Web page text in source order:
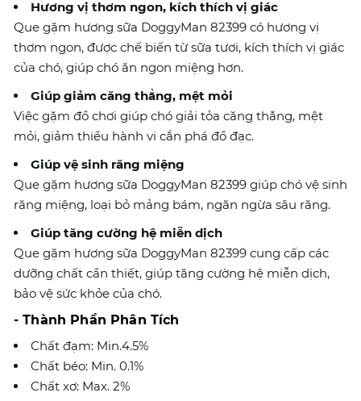
Hương vị thơm ngon, kích thích vị giác
Que gặm hương sữa DoggyMan 82399 có hương vị
thơm ngon, được chế biến từ sữa tươi, kích thích vị giác
của chó, giúp chó ăn ngon miệng hơn.
Giúp giảm căng thẳng, mệt mỏi
Việc gặm đồ chơi giúp chó giải tỏa căng thẳng, mệt
mỏi, giảm thiểu hành vi cắn phá đồ đạc.
Giúp vệ sinh răng miệng
Que gặm hương sữa DoggyMan 82399 giúp chó vệ sinh
răng miệng, loại bỏ mảng bám, ngăn ngừa sâu răng.
Giúp tăng cường hệ miễn dịch
Que gặm hương sữa DoggyMan 82399 cung cấp các
dưỡng chất cần thiết, giúp tăng cường hệ miễn dịch,
bảo vệ sức khỏe của chó.
- Thành Phần Phân Tích
Chất đạm: Min.4.5%
Chất béo: Min. 0.1%
Chất xơ: Max. 2%